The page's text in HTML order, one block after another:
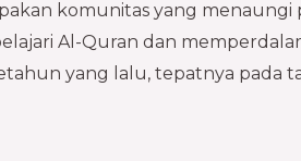
komunitas yang
Al-Quran dan
yang lalu, tepatnya pada